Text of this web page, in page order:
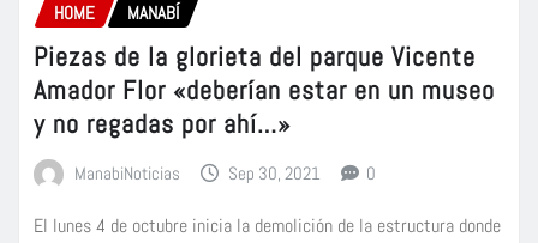
HOME MANABÍ
Piezas de la glorieta del parque Vicente
Amador Flor «deberían estar en un museo
y no regadas por ahí…»
ManabiNoticias Sep 30, 2021 0
El lunes 4 de octubre inicia la demolición de la estructura donde